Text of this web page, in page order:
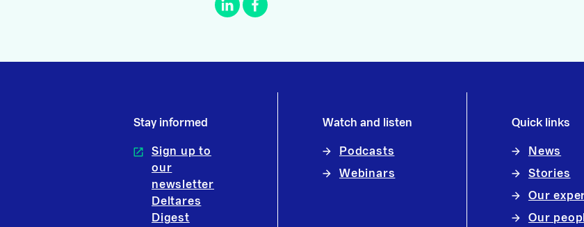
Stay informed
Sign up to
our
newsletter
Deltares
Digest
Watch and listen
Podcasts
Webinars
Quick links
News
Stories
Our
Our